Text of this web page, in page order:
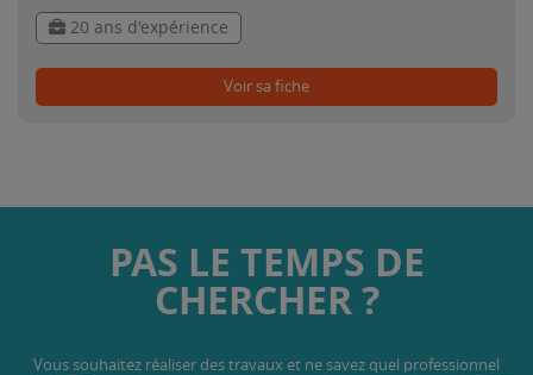
20 ans d'expérience
Voir sa fiche
PAS LE TEMPS DE
CHERCHER ?
Vous souhaitez réaliser des travaux et ne savez quel professionnel